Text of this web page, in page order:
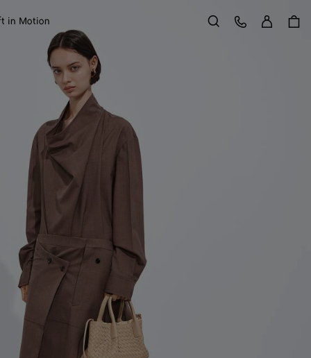
in Motion Buscar
Atendimento ao Cliente